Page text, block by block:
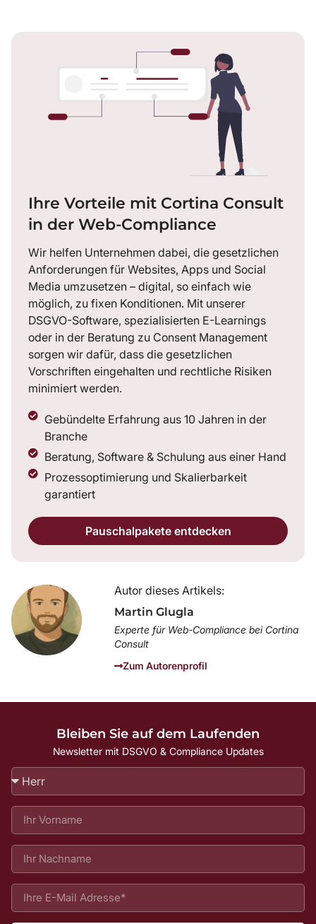
Ihre Vorteile mit Cortina Consult
in der Web-Compliance
Wir helfen Unternehmen dabei, die gesetzlichen
Anforderungen für Websites, Apps und Social
Media umzusetzen – digital, so einfach wie
möglich, zu fixen Konditionen. Mit unserer
DSGVO-Software, spezialisierten E-Learnings
oder in der Beratung zu Consent Management
sorgen wir dafür, dass die gesetzlichen
Vorschriften eingehalten und rechtliche Risiken
minimiert werden.
Gebündelte Erfahrung aus 10 Jahren in der
Branche
Beratung, Software & Schulung aus einer Hand
Prozessoptimierung und Skalierbarkeit
garantiert
Pauschalpakete entdecken
Autor dieses Artikels:
Martin Glugla
Experte für Web-Compliance bei Cortina
Consult
Zum Autorenprofil
Bleiben Sie auf dem Laufenden
Newsletter mit DSGVO & Compliance Updates